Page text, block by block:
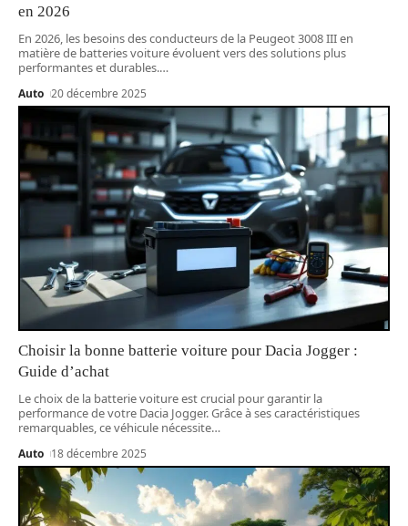
en 2026
En 2026, les besoins des conducteurs de la Peugeot 3008 III en
matière de batteries voiture évoluent vers des solutions plus
performantes et durables.…
Auto 20 décembre 2025
Choisir la bonne batterie voiture pour Dacia Jogger :
Guide d’achat
Le choix de la batterie voiture est crucial pour garantir la
performance de votre Dacia Jogger. Grâce à ses caractéristiques
remarquables, ce véhicule nécessite…
Auto 18 décembre 2025